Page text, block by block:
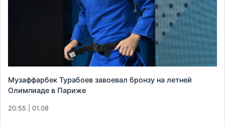
Музаффарбек Турабоев завоевал бронзу на летней
Олимпиаде в Париже
20:55 | 01.08